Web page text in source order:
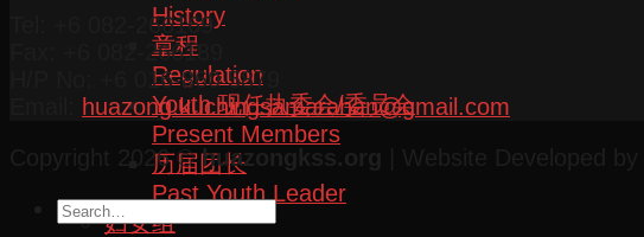
History
章程
Regulation
Youth 现任执委会/委员会
Present Members
历届团长
Past Youth Leader
妇女组
Tel: +6 082-266169
Fax: +6 082-266189
H/P No: +6 016-860 5879
huazong.kuchingsamarahan@gmail.com
Copyright 2026 ©huazongkss.org